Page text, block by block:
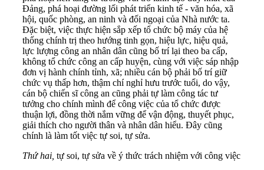
Đảng, phá hoại đường lối phát triển kinh tế - văn hóa, xã
hội, quốc phòng, an ninh và đối ngoại của Nhà nước ta.
Đặc biệt, việc thực hiện sắp xếp tổ chức bộ máy của hệ
thống chính trị theo hướng tinh gọn, hiệu lực, hiệu quả,
lực lượng công an nhân dân cũng bố trí lại theo ba cấp,
không tổ chức công an cấp huyện, cùng với việc sáp nhập
đơn vị hành chính tỉnh, xã; nhiều cán bộ phải bố trí giữ
chức vụ thấp hơn, thậm chí nghỉ hưu trước tuổi, do vậy,
cán bộ chiến sĩ công an cũng phải tự làm công tác tư
tưởng cho chính mình để công việc của tổ chức được
thuận lợi, đồng thời nắm vững để vận động, thuyết phục,
giải thích cho người thân và nhân dân hiểu. Đây cũng
chính là làm tốt việc tự soi, tự sửa.
Thứ hai, tự soi, tự sửa về ý thức trách nhiệm với công việc